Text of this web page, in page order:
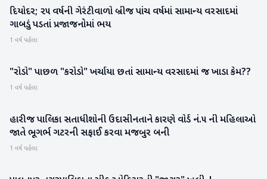
બનાસકાંઠા
દિયોદર; ૨૫ વર્ષની ગેરંટીવાળો બ્રીજ પાંચ વર્ષમાં સામાન્ય વરસાદમાં
ગાબડું પડતાં પ્રજાજનોમાં ભય
1 વર્ષ પહેલા
બનાસકાંઠા
"રોડો" પાછળ "કરોડો" ખર્ચાયા છતાં સામાન્ય વરસાદમાં જ ખાડા કેમ??
1 વર્ષ પહેલા
પાટણ
હારીજ પાલિકા સતાધીશોની ઉદાસીનતાને કારણે વોર્ડ નં.૫ ની મહિલાઓ
જાતે ભૂગર્ભ ગટરની સફાઈ કરવા મજબુર બની
1 વર્ષ પહેલા